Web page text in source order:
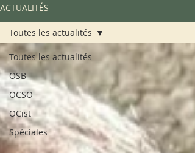
ACTUALITÉS
Toutes les actualités
OSB
OCSO
OCist
Spéciales
Toutes les actualités